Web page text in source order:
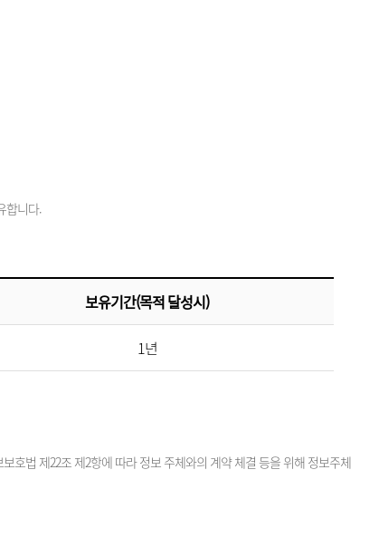
합니다.
보유기간(목적 달성시)
1년
호법 제22조 제2항에 따라 정보 주체와의 계약 체결 등을 위해 정보주체